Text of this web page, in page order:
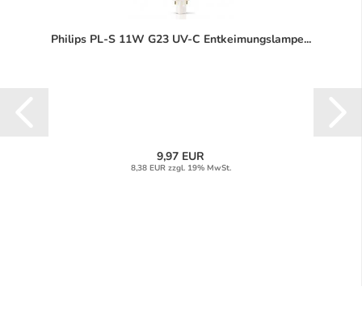
Philips PL-S 11W G23 UV-C Entkeimungslampe...
9,97 EUR
8,38 EUR zzgl. 19% MwSt.